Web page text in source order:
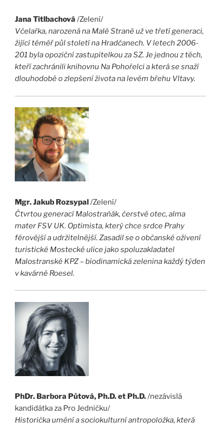
Jana Titlbachová /Zelení/
Včelařka, narozená na Malé Straně už ve třetí generaci,
žijící téměř půl století na Hradčanech. V letech 2006-
201 byla opoziční zastupitelkou za SZ. Je jednou z těch,
kteří zachránili knihovnu Na Pohořelci a která se snaží
dlouhodobě o zlepšení života na levém břehu Vltavy.
Mgr. Jakub Rozsypal/Zelení/
Čtvrtou generací Malostraňák, čerstvě otec, alma
mater FSV UK. Optimista, který chce srdce Prahy
férovější a udržitelnější. Zasadil se o občanské oživení
turistické Mostecké ulice jako spoluzakladatel
Malostranské KPZ – biodinamická zelenina každý týden
v kavárně Roesel.
PhDr. Barbora Půtová, Ph.D. et Ph.D./nezávislá
kandidátka za Pro Jedničku/
Historička umění a sociokulturní antropoložka, která